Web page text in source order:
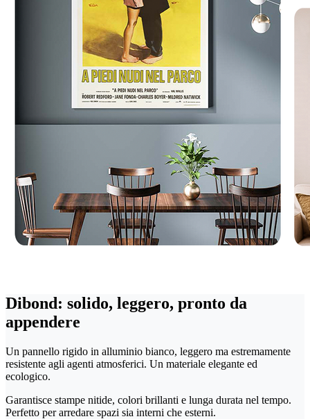
Dibond: solido, leggero, pronto da
appendere
Un pannello rigido in alluminio bianco, leggero ma estremamente
resistente agli agenti atmosferici. Un materiale elegante ed
ecologico.
Garantisce stampe nitide, colori brillanti e lunga durata nel tempo.
Perfetto per arredare spazi sia interni che esterni.